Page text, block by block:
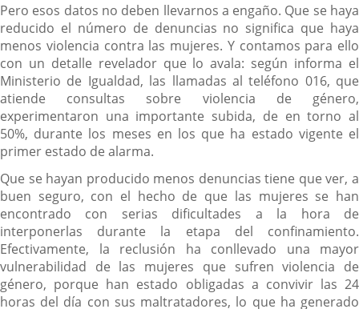
Pero esos datos no deben llevarnos a engaño. Que se haya
reducido el número de denuncias no significa que haya
menos violencia contra las mujeres. Y contamos para ello
con un detalle revelador que lo avala: según informa el
Ministerio de Igualdad, las llamadas al teléfono 016, que
atiende consultas sobre violencia de género,
experimentaron una importante subida, de en torno al
50%, durante los meses en los que ha estado vigente el
primer estado de alarma.
Que se hayan producido menos denuncias tiene que ver, a
buen seguro, con el hecho de que las mujeres se han
encontrado con serias dificultades a la hora de
interponerlas durante la etapa del confinamiento.
Efectivamente, la reclusión ha conllevado una mayor
vulnerabilidad de las mujeres que sufren violencia de
género, porque han estado obligadas a convivir las 24
horas del día con sus maltratadores, lo que ha generado